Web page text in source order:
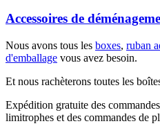
Accessoires de
Nous avons tous les boxes, ruban
d'emballage vous avez besoin.
Et nous rachèterons toutes les
Expédition gratuite des
limitrophes et des commandes de